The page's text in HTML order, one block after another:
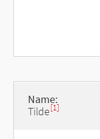
Name:
Tilde[1]